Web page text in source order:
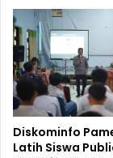
Diskominfo
Latih Siswa